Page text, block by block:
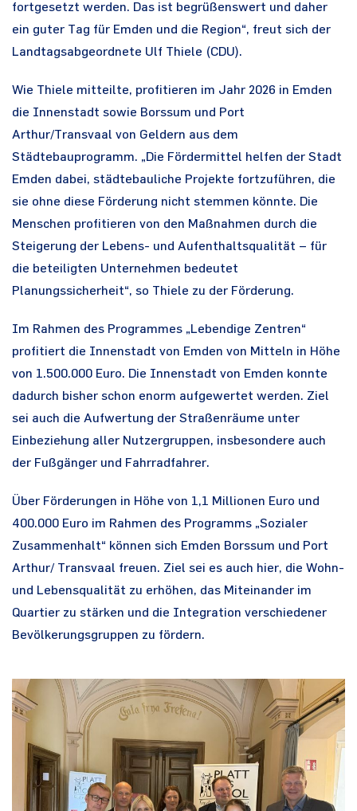
fortgesetzt werden. Das ist begrüßenswert und daher
ein guter Tag für Emden und die Region“, freut sich der
Landtagsabgeordnete Ulf Thiele (CDU).
Wie Thiele mitteilte, profitieren im Jahr 2026 in Emden
die Innenstadt sowie Borssum und Port
Arthur/Transvaal von Geldern aus dem
Städtebauprogramm. „Die Fördermittel helfen der Stadt
Emden dabei, städtebauliche Projekte fortzuführen, die
sie ohne diese Förderung nicht stemmen könnte. Die
Menschen profitieren von den Maßnahmen durch die
Steigerung der Lebens- und Aufenthaltsqualität – für
die beteiligten Unternehmen bedeutet
Planungssicherheit“, so Thiele zu der Förderung.
Im Rahmen des Programmes „Lebendige Zentren“
profitiert die Innenstadt von Emden von Mitteln in Höhe
von 1.500.000 Euro. Die Innenstadt von Emden konnte
dadurch bisher schon enorm aufgewertet werden. Ziel
sei auch die Aufwertung der Straßenräume unter
Einbeziehung aller Nutzergruppen, insbesondere auch
der Fußgänger und Fahrradfahrer.
Über Förderungen in Höhe von 1,1 Millionen Euro und
400.000 Euro im Rahmen des Programms „Sozialer
Zusammenhalt“ können sich Emden Borssum und Port
Arthur/ Transvaal freuen. Ziel sei es auch hier, die Wohn-
und Lebensqualität zu erhöhen, das Miteinander im
Quartier zu stärken und die Integration verschiedener
Bevölkerungsgruppen zu fördern.